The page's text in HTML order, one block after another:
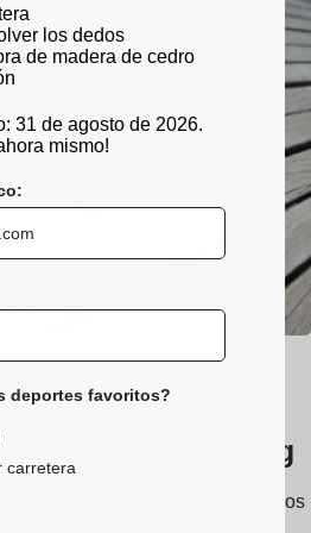
de trail running
para running y trail, diseñados
excepcional durante tus
los dedos
de madera de cedro
31 de agosto de 2026.
mismo!
deportes favoritos?
carretera